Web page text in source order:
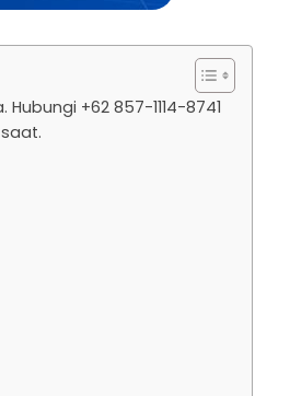
+62 857-1114-8741